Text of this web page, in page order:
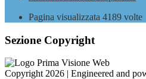
Pagina visualizzata 4189 volte
Sezione Copyright
Copyright 2026 | Engineered and